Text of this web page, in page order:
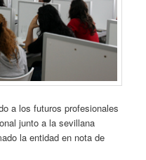
a los futuros profesionales
junto a la sevillana
la entidad en nota de